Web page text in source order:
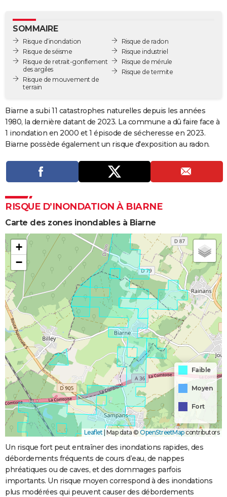
GUIDES D'ACHAT
BONS PLANS
CARTE DE VOEUX
Carte de Noël
Carte Bonne année
Carte Saint-Valentin
Carte Pâques
Carte d'anniversaire
Dictionnaire
Biographies
Citations
Expressions
Proverbes
PROGRAMME TV
COPAINS D'AVANT
Bricolage
Lifestyle
Culture
Sport
Auto
Television
Voyage
Cinema
SOMMAIRE
Risque d’inondation
Risque de séisme
Risque de retrait-gonflement
des argiles
Risque de mouvement de
terrain
Risque de radon
Risque industriel
Risque de mérule
Risque de termite
Biarne a subi 11 catastrophes naturelles depuis les années
1980, la dernière datant de 2023. La commune a dû faire face à
1 inondation en 2000 et 1 épisode de sécheresse en 2023.
Biarne possède également un risque d'exposition au radon.
RISQUE D’INONDATION À BIARNE
Carte des zones inondables à Biarne
+
−
Faible
Moyen
Fort
Leaflet | Map data © OpenStreetMapcontributors
Un risque fort peut entraîner des inondations rapides, des
débordements fréquents de cours d’eau, de nappes
phréatiques ou de caves, et des dommages parfois
importants. Un risque moyen correspond à des inondations
plus modérées qui peuvent causer des débordements